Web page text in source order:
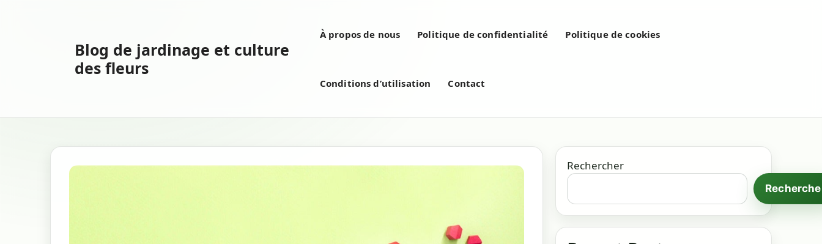
Blog de jardinage et culture
des fleurs
À propos de nous Politique de confidentialité Politique de cookies
Conditions d’utilisation Contact
Rechercher